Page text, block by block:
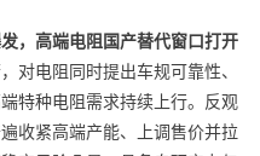
，高端电阻国产替代窗口打开
对电阻同时提出车规可靠性、
特种电阻需求持续上行。反观
收紧高端产能、上调售价并拉